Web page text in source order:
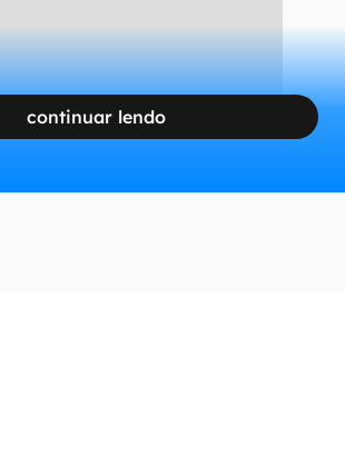
continuar lendo